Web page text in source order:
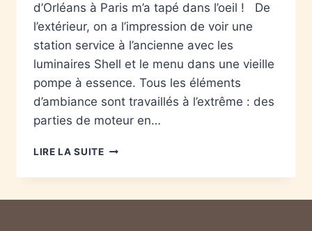
d’Orléans à Paris m’a tapé dans l’oeil ! De
l’extérieur, on a l’impression de voir une
station service à l’ancienne avec les
luminaires Shell et le menu dans une vieille
pompe à essence. Tous les éléments
d’ambiance sont travaillés à l’extrême : des
parties de moteur en…
LIRE LA SUITE